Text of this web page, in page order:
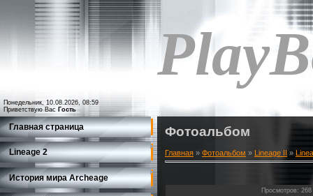
Понедельник, 10.08.2026, 08:59
Приветствую Вас Гость
Главная страница
Lineage 2
История мира Archeage
Фотоальбом
Главная » Фотоальбом » Lineage II »
Просмотров: